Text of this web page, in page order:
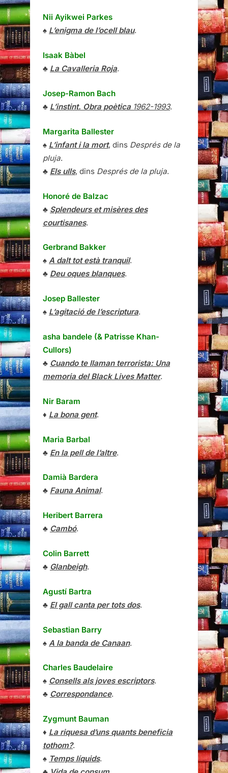
Nii Ayikwei Parkes
♠ L’enigma de l’ocell blau.
Isaak Bàbel
♣ La Cavalleria Roja.
Josep-Ramon Bach
♣ L’instint. Obra poètica1962-1993.
Margarita Ballester
♠ L’infant i la mort, dins Després de la
pluja.
♣ Els ulls, dins Després de la pluja.
Honoré de Balzac
♣ Splendeurs et misères des
courtisanes.
Gerbrand Bakker
♠ A dalt tot està tranquil.
♣ Deu oques blanques.
Josep Ballester
♠ L’agitació de l’escriptura.
asha bandele (& Patrisse Khan-
Cullors)
♣ Cuando te llaman terrorista: Una
memoria del Black Lives Matter.
Nir Baram
♦ La bona gent.
Maria Barbal
♣ En la pell de l’altre.
Damià Bardera
♣ Fauna Animal.
Heribert Barrera
♣ Cambó.
Colin Barrett
♣ Glanbeigh.
Agustí Bartra
♣ El gall canta per tots dos.
Sebastian Barry
♠ A la banda de Canaan.
Charles Baudelaire
♠ Consells als joves escriptors.
♣ Correspondance.
Zygmunt Bauman
♦ La riquesa d’uns quants beneficia
tothom?.
♠ Temps líquids.